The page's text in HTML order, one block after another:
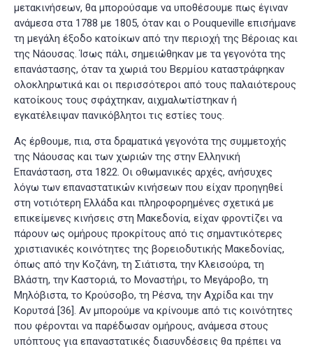
μετακινήσεων, θα μπορούσαμε να υποθέσουμε πως έγιναν
ανάμεσα στα 1788 με 1805, όταν και ο Pouqueville επισήμανε
τη μεγάλη έξοδο κατοίκων από την περιοχή της Βέροιας και
της Νάουσας. Ίσως πάλι, σημειώθηκαν με τα γεγονότα της
επανάστασης, όταν τα χωριά του Βερμίου καταστράφηκαν
ολοκληρωτικά και οι περισσότεροι από τους παλαιότερους
κατοίκους τους σφάχτηκαν, αιχμαλωτίστηκαν ή
εγκατέλειψαν πανικόβλητοι τις εστίες τους.
Ας έρθουμε, πια, στα δραματικά γεγονότα της συμμετοχής
της Νάουσας και των χωριών της στην Ελληνική
Επανάσταση, στα 1822. Οι οθωμανικές αρχές, ανήσυχες
λόγω των επαναστατικών κινήσεων που είχαν προηγηθεί
στη νοτιότερη Ελλάδα και πληροφορημένες σχετικά με
επικείμενες κινήσεις στη Μακεδονία, είχαν φροντίζει να
πάρουν ως ομήρους προκρίτους από τις σημαντικότερες
χριστιανικές κοινότητες της βορειοδυτικής Μακεδονίας,
όπως από την Κοζάνη, τη Σιάτιστα, την Κλεισούρα, τη
Βλάστη, την Καστοριά, το Μοναστήρι, το Μεγάροβο, τη
Μηλόβιστα, το Κρούσοβο, τη Ρέσνα, την Αχρίδα και την
Κορυτσά [36]. Αν μπορούμε να κρίνουμε από τις κοινότητες
που φέρονται να παρέδωσαν ομήρους, ανάμεσα στους
υπόπτους για επαναστατικές διασυνδέσεις θα πρέπει να